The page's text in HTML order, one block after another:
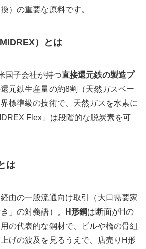
）の重要な原料です。
）とは
国子会社が持つ直接還元鉄の製造プ
元鉄生産量の約8割（天然ガスベー
標準級の技術で、天然ガスを水素に
Flex」は段階的な脱炭素を可
は
由の一般流通向け取引（大口需要家
」の対義語）。
H形鋼は断面がHの
の代表的な鋼材で、ビルや橋の骨組
げの波及を見るうえで、店売りH形